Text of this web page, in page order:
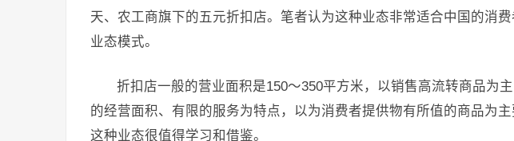
天、农工商旗下的五元折扣店。笔者认为这种业态非常适合中国的消
业态模式。
折扣店一般的营业面积是150～350平方米，以销售高流转商品为
的经营面积、有限的服务为特点，以为消费者提供物有所值的商品为主
这种业态很值得学习和借鉴。